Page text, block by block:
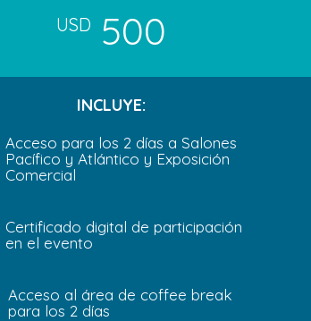
USD 500
INCLUYE:
Acceso para los 2 días a Salones
Pacífico y Atlántico y Exposición
Comercial
Certificado digital de participación
en el evento
Acceso al área de coffee break
para los 2 días